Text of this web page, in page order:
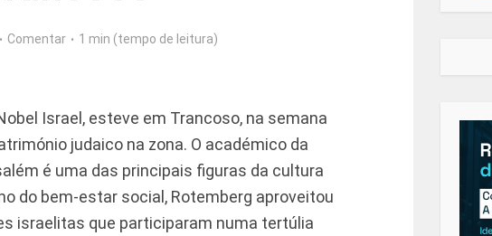
Comentar 1 min (tempo de leitura)
Israel, esteve em Trancoso, na semana
judaico na zona. O académico da
é uma das principais figuras da cultura
do bem-estar social, Rotemberg aproveitou
israelitas que participaram numa tertúlia